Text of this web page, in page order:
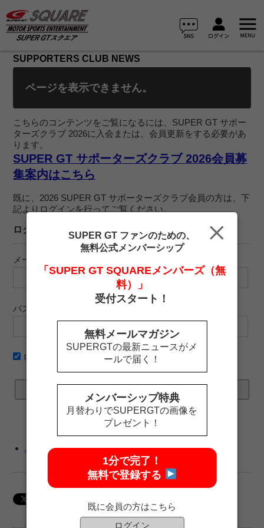
SUPPORTERS CLUB NEWS
ページを表示できません。
こちらのコンテンツをご覧になるには、SUPER GT サポー
ターズクラブ 2026に入会または、会員更新をする必要があ
ります。
SUPER GT サポーターズクラブ 2026会員募
集案内はこちら
既に、2026 SUPER GT サポーターズクラブ会員の方は、下
記よりログインを行ってご覧ください。
ログイン
メールアドレス
パスワード
ログイン情報を記憶
パスワードをお忘れですか ?
SUPER GT ファンのための、
無料公式メンバーシップ
「SUPER GT SQUAREメンバーズ（無
料）」
受付スタート！
無料メールマガジン
SUPERGTの最新ニュースがメ
ールで届く！
メンバーシップ特典
月替わりでSUPERGTの画像を
プレゼント！
1分で完了！
無料で登録する
既に会員の方はこちら
ログイン